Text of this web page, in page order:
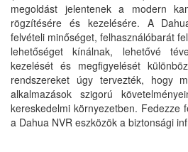
megoldást jelentenek a modern
rögzítésére és kezelésére. A
felvételi minőséget, felhasználóbarát
lehetőséget kínálnak, lehetővé
kezelését és megfigyelését
rendszereket úgy tervezték, hogy
alkalmazások szigorú
kereskedelmi környezetben. Fedezze
a Dahua NVR eszközök a biztonsági